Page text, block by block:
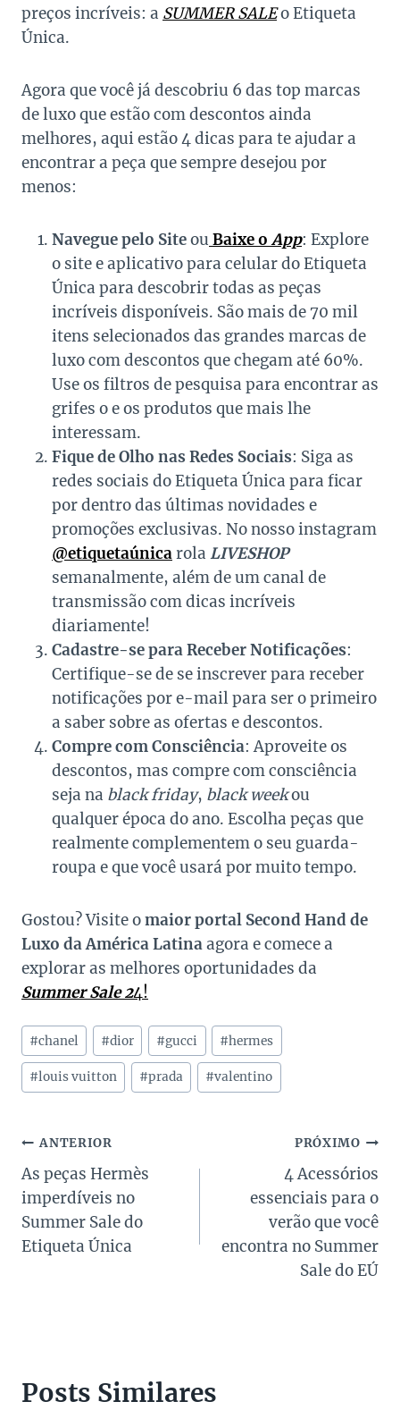
preços incríveis: a SUMMER SALEo Etiqueta
Única.
Agora que você já descobriu 6 das top marcas
de luxo que estão com descontos ainda
melhores, aqui estão 4 dicas para te ajudar a
encontrar a peça que sempre desejou por
menos:
Navegue pelo Siteou Baixe oApp: Explore
o site e aplicativo para celular do Etiqueta
Única para descobrir todas as peças
incríveis disponíveis. São mais de 70 mil
itens selecionados das grandes marcas de
luxo com descontos que chegam até 60%.
Use os filtros de pesquisa para encontrar as
grifes o e os produtos que mais lhe
interessam.
Fique de Olho nas Redes Sociais: Siga as
redes sociais do Etiqueta Única para ficar
por dentro das últimas novidades e
promoções exclusivas. No nosso instagram
@etiquetaúnicarola LIVESHOP
semanalmente, além de um canal de
transmissão com dicas incríveis
diariamente!
Cadastre-se para Receber Notificações:
Certifique-se de se inscrever para receber
notificações por e-mail para ser o primeiro
a saber sobre as ofertas e descontos.
Compre com Consciência: Aproveite os
descontos, mas compre com consciência
seja na black friday, black weekou
qualquer época do ano. Escolha peças que
realmente complementem o seu guarda-
roupa e que você usará por muito tempo.
Gostou? Visite omaior portal Second Hand de
Luxo da América Latinaagora e comece a
explorar as melhores oportunidades da
Summer Sale 24!
Tags
do
Post:
#chanel #dior #gucci #hermes
#louis vuitton #prada #valentino
Navegação
de
Post
ANTERIOR
As peças Hermès
imperdíveis no
Summer Sale do
Etiqueta Única
PRÓXIMO
4 Acessórios
essenciais para o
verão que você
encontra no Summer
Sale do EÚ
Posts Similares